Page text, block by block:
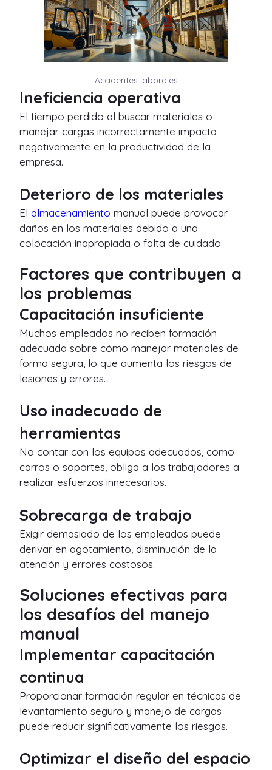
Accidentes laborales
Ineficiencia operativa
El tiempo perdido al buscar materiales o
manejar cargas incorrectamente impacta
negativamente en la productividad de la
empresa.
Deterioro de los materiales
El almacenamiento manual puede provocar
daños en los materiales debido a una
colocación inapropiada o falta de cuidado.
Factores que contribuyen a
los problemas
Capacitación insuficiente
Muchos empleados no reciben formación
adecuada sobre cómo manejar materiales de
forma segura, lo que aumenta los riesgos de
lesiones y errores.
Uso inadecuado de
herramientas
No contar con los equipos adecuados, como
carros o soportes, obliga a los trabajadores a
realizar esfuerzos innecesarios.
Sobrecarga de trabajo
Exigir demasiado de los empleados puede
derivar en agotamiento, disminución de la
atención y errores costosos.
Soluciones efectivas para
los desafíos del manejo
manual
Implementar capacitación
continua
Proporcionar formación regular en técnicas de
levantamiento seguro y manejo de cargas
puede reducir significativamente los riesgos.
Optimizar el diseño del espacio